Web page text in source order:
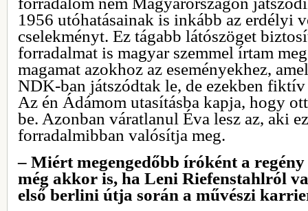
1956 utóhatásainak is inkább az erdélyi
cselekményt. Ez tágabb látószöget
forradalmat is magyar szemmel írtam
magamat azokhoz az eseményekhez,
NDK-ban játszódtak le, de ezekben
Az én Ádámom utasításba kapja, hogy
be. Azonban váratlanul Éva lesz az, aki
forradalmibban valósítja meg.
– Miért megengedőbb íróként a
még akkor is, ha Leni Riefenstahlról
első berlini útja során a művészi